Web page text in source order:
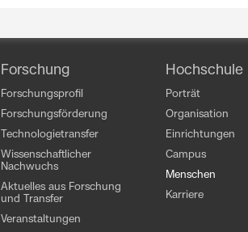
Forschung
Forschungsprofil
Forschungsförderung
Technologietransfer
Wissenschaftlicher
Nachwuchs
Aktuelles aus Forschung
und Transfer
Veranstaltungen
Hochschule
Porträt
Organisation
Einrichtungen
Campus
Menschen
Karriere